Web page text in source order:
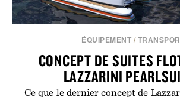
ÉQUIPEMENT /
CONCEPT DE SUITES
LAZZARINI
Ce que le dernier concept de